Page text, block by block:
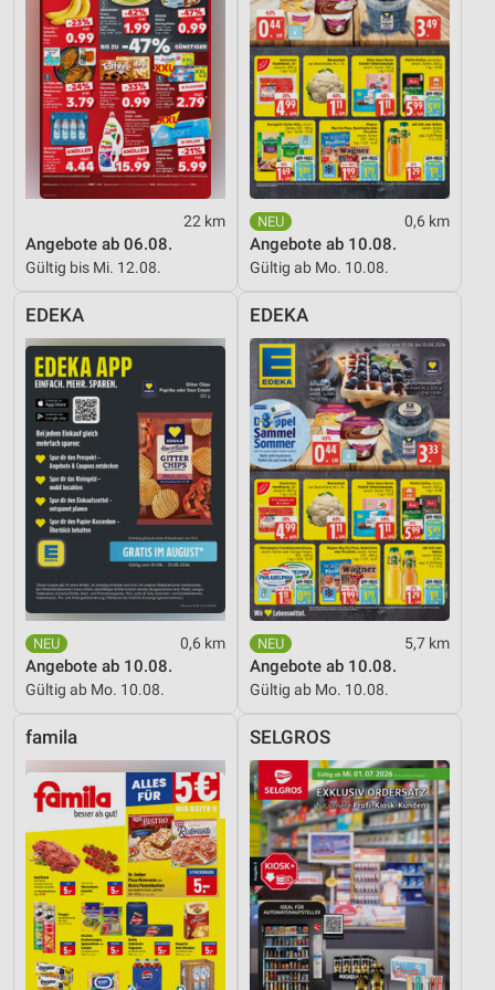
22 km
Angebote ab 06.08.
Gültig bis Mi. 12.08.
0,6 km
Angebote ab 10.08.
Gültig ab Mo. 10.08.
EDEKA
0,6 km
Angebote ab 10.08.
Gültig ab Mo. 10.08.
EDEKA
5,7 km
Angebote ab 10.08.
Gültig ab Mo. 10.08.
famila SELGROS
Messung der Werbeleistung
Messung der Performance von Inhalten
Analyse von Zielgruppen durch Statistiken oder
Kombinationen von Daten aus verschiedenen
Quellen
Entwicklung und Verbesserung der Angebote
Verwendung reduzierter Daten zur Auswahl von
Inhalten
Verwendung genauer Standortdaten
Geräte anhand von aktiv angeforderten
Informationen identifizieren
Nicht-IAB-Verarbeitungszwecke:
Notwendig
Performance
Funktional
Werbung